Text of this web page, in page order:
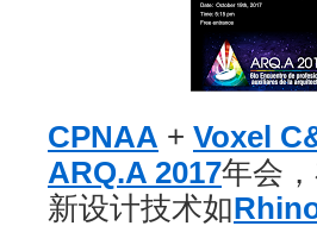
CPNAA + Voxel
ARQ.A 2017年会
新设计技术如